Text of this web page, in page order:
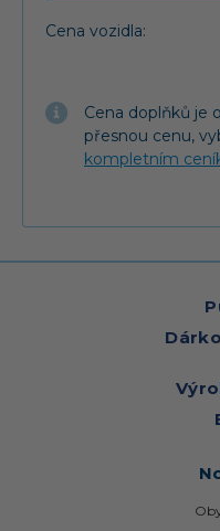
Cena vozidla:
Cena doplňků je
přesnou cenu,
kompletním